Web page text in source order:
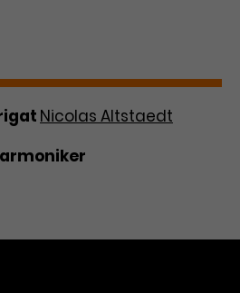
Nicolas Altstaedt